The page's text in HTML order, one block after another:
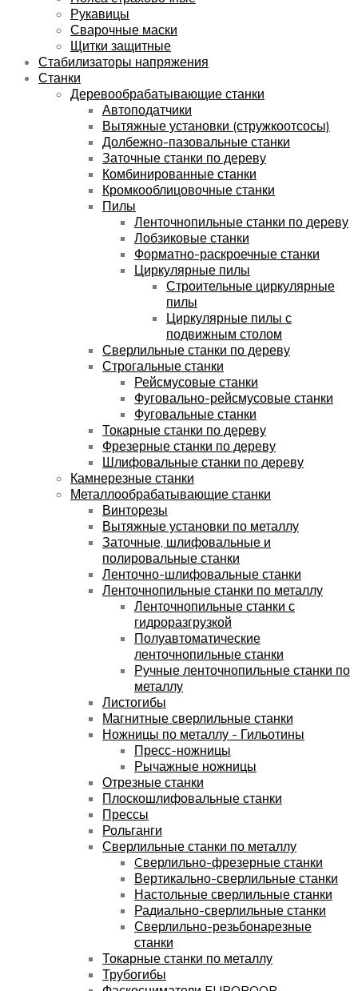
Рукавицы
Сварочные маски
Щитки защитные
Стабилизаторы напряжения
Станки
Деревообрабатывающие станки
Автоподатчики
Вытяжные установки (стружкоотсосы)
Долбежно-пазовальные станки
Заточные станки по дереву
Комбинированные станки
Кромкооблицовочные станки
Пилы
Ленточнопильные станки по дереву
Лобзиковые станки
Форматно-раскроечные станки
Циркулярные пилы
Строительные циркулярные
пилы
Циркулярные пилы с
подвижным столом
Сверлильные станки по дереву
Строгальные станки
Рейсмусовые станки
Фуговально-рейсмусовые станки
Фуговальные станки
Токарные станки по дереву
Фрезерные станки по дереву
Шлифовальные станки по дереву
Камнерезные станки
Металлообрабатывающие станки
Винторезы
Вытяжные установки по металлу
Заточные, шлифовальные и
полировальные станки
Ленточно-шлифовальные станки
Ленточнопильные станки по металлу
Ленточнопильные станки с
гидроразгрузкой
Полуавтоматические
ленточнопильные станки
Ручные ленточнопильные станки по
металлу
Листогибы
Магнитные сверлильные станки
Ножницы по металлу - Гильотины
Пресс-ножницы
Рычажные ножницы
Отрезные станки
Плоскошлифовальные станки
Прессы
Рольганги
Сверлильные станки по металлу
Cверлильно-фрезерные станки
Вертикально-сверлильные станки
Настольные сверлильные станки
Радиально-сверлильные станки
Сверлильно-резьбонарезные
станки
Токарные станки по металлу
Трубогибы